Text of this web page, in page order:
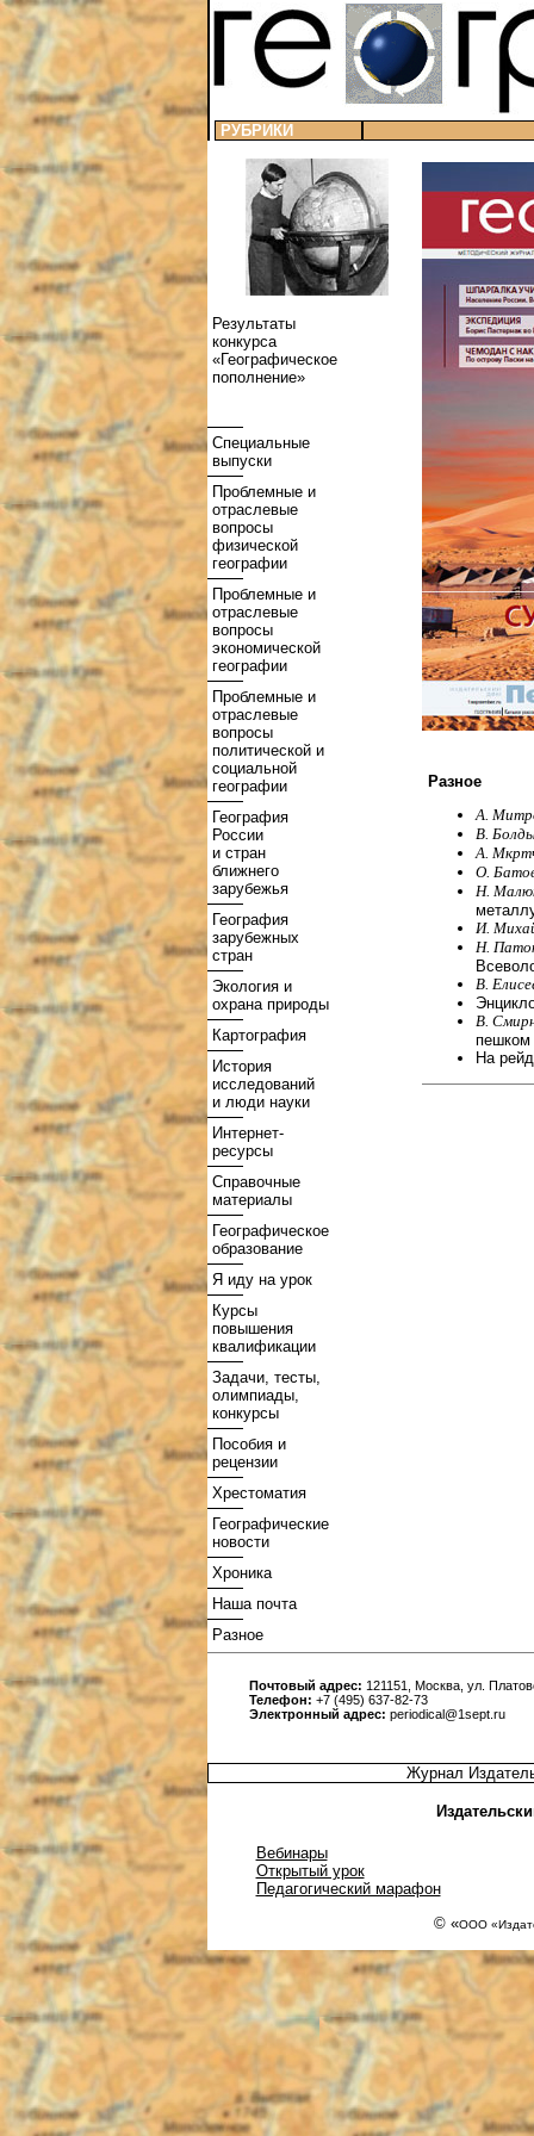
РУБРИКИ
Результаты
конкурса
«Географическое
пополнение»
Специальные
выпуски
Проблемные и
отраслевые
вопросы
физической
географии
Проблемные и
отраслевые
вопросы
экономической
географии
Проблемные и
отраслевые
вопросы
политической и
социальной
географии
География
России
и стран
ближнего
зарубежья
География
зарубежных
стран
Экология и
охрана природы
Картография
История
исследований
и люди науки
Интернет-
ресурсы
Справочные
материалы
Географическое
образование
Я иду на урок
Курсы
повышения
квалификации
Задачи, тесты,
олимпиады,
конкурсы
Пособия и
рецензии
Хрестоматия
Географические
новости
Хроника
Наша почта
Разное
Разное
А.
В.
А.
О.
Н.
И.
Н.
В.
В.
пешком
На
Почтовый адрес: 121151, Москва, ул.
Телефон: +7 (495) 637-82-73
Электронный адрес: periodical@1sept.ru
Журнал
Вебинары
Открытый урок
Педагогический марафон
© «ООО